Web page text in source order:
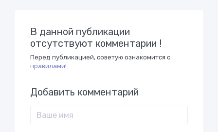
В данной публикации
отсутствуют комментарии !
Перед публикацией, советую ознакомится с
правилами!
Добавить комментарий